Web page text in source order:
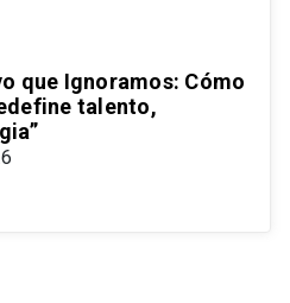
que Ignoramos: Cómo
talento,